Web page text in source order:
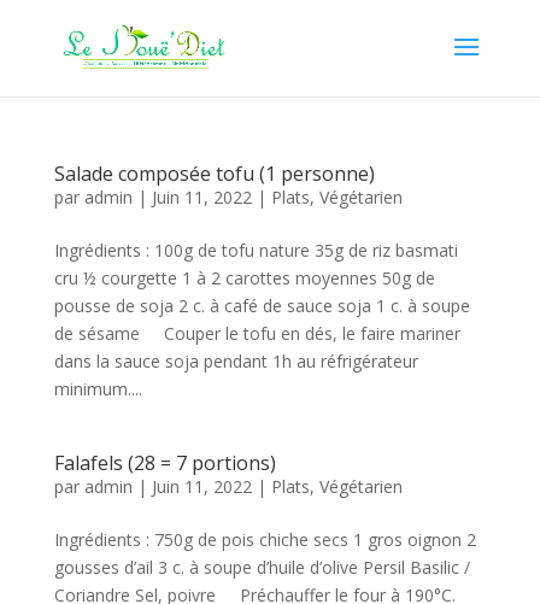
Salade composée tofu (1 personne)
par admin | Juin 11, 2022| Plats, Végétarien
Ingrédients : 100g de tofu nature 35g de riz basmati
cru ½ courgette 1 à 2 carottes moyennes 50g de
pousse de soja 2 c. à café de sauce soja 1 c. à soupe
de sésame Couper le tofu en dés, le faire mariner
dans la sauce soja pendant 1h au réfrigérateur
minimum....
Falafels (28 = 7 portions)
par admin | Juin 11, 2022| Plats, Végétarien
Ingrédients : 750g de pois chiche secs 1 gros oignon 2
gousses d’ail 3 c. à soupe d’huile d’olive Persil Basilic /
Coriandre Sel, poivre Préchauffer le four à 190°C.